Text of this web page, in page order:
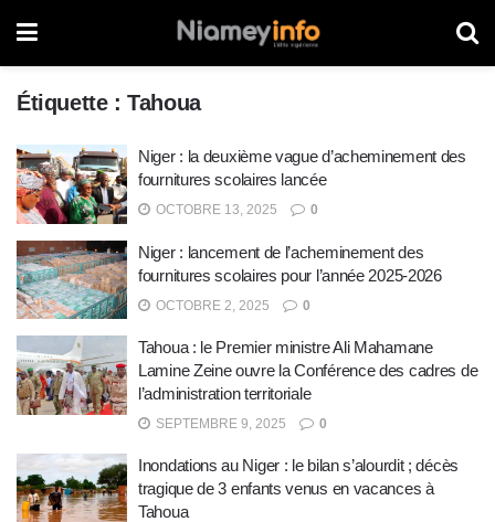
Étiquette :Tahoua
Niger : la deuxième vague d’acheminement des
fournitures scolaires lancée
OCTOBRE 13, 2025 0
Niger : lancement de l’acheminement des
fournitures scolaires pour l’année 2025-2026
OCTOBRE 2, 2025 0
Tahoua : le Premier ministre Ali Mahamane
Lamine Zeine ouvre la Conférence des cadres de
l’administration territoriale
SEPTEMBRE 9, 2025 0
Inondations au Niger : le bilan s’alourdit ; décès
tragique de 3 enfants venus en vacances à
Tahoua